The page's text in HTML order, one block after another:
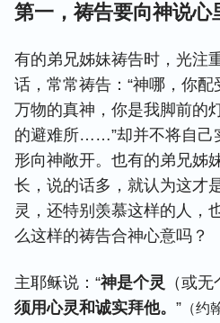
第一，祷告要向神说心
有的弟兄姊妹祷告时，光注
话，常常祷告：“神哪，你
万物的真神，你是我脚前的
的避难所……”却并不将自己
形向神敞开。也有的弟兄姊
长，说的话多，就认为这才
灵，还特别羡慕这样的人，
么这样的祷告合神心意吗？
主耶稣说：“神是个灵 （或无
须用心灵和诚实拜他。 ” （约